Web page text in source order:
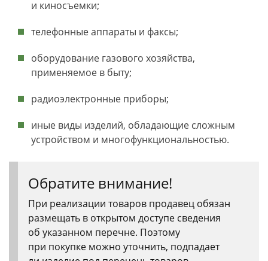
и киносъемки;
телефонные аппараты и факсы;
оборудование газового хозяйства,
применяемое в быту;
радиоэлектронные приборы;
иные виды изделий, обладающие сложным
устройством и многофункциональностью.
Обратите внимание!
При реализации товаров продавец обязан
размещать в открытом доступе сведения
об указанном перечне. Поэтому
при покупке можно уточнить, подпадает